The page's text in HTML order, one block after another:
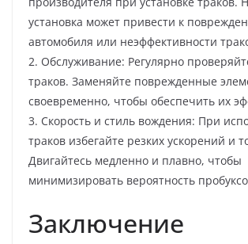
установка может привести к
автомобиля или неэффективности
2. Обслуживание: Регулярно
траков. Заменяйте поврежденные
своевременно, чтобы обеспечить их
3. Скорость и стиль вождения: При
траков избегайте резких ускорений и
Двигайтесь медленно и плавно, чтобы
минимизировать вероятность
Заключение